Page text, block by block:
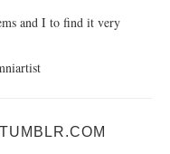
and I to find it very